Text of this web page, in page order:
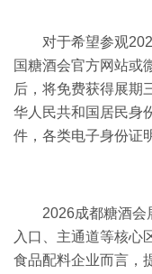
对于希望参观
国糖酒会官方网站或
后，将免费获得展期
华人民共和国居民身
件，各类电子身份证
2026成都糖酒
入口、主通道等核心
食品配料企业而言，